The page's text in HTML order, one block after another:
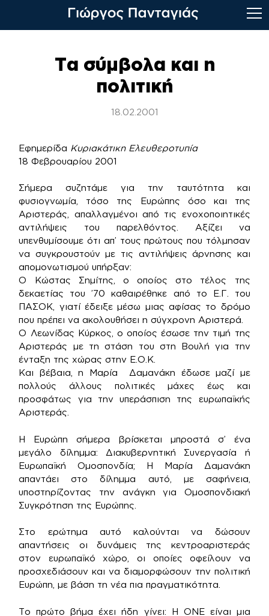
Τα σύμβολα και η
πολιτική
18.02.2001
Εφημερίδα Κυριακάτικη Ελευθεροτυπία
18 Φεβρουαρίου 2001
Σήμερα συζητάμε για την ταυτότητα και
φυσιογνωμία, τόσο της Ευρώπης όσο και της
Αριστεράς, απαλλαγμένοι από τις ενοχοποιητικές
αντιλήψεις του παρελθόντος. Αξίζει να
υπενθυμίσουμε ότι απ’ τους πρώτους που τόλμησαν
να συγκρουστούν με τις αντιλήψεις άρνησης και
απομονωτισμού υπήρξαν:
Ο Κώστας Σημίτης, ο οποίος στο τέλος της
δεκαετίας του ’70 καθαιρέθηκε από το Ε.Γ. του
ΠΑΣΟΚ, γιατί έδειξε μέσω μιας αφίσας το δρόμο
που πρέπει να ακολουθήσει η σύγχρονη Αριστερά.
Ο Λεωνίδας Κύρκος, ο οποίος έσωσε την τιμή της
Αριστεράς με τη στάση του στη Βουλή για την
ένταξη της χώρας στην Ε.Ο.Κ.
Και βέβαια, η Μαρία Δαμανάκη έδωσε μαζί με
πολλούς άλλους πολιτικές μάχες έως και
προσφάτως για την υπεράσπιση της ευρωπαϊκής
Αριστεράς.
Η Ευρώπη σήμερα βρίσκεται μπροστά σ’ ένα
μεγάλο δίλημμα: Διακυβερνητική Συνεργασία ή
Ευρωπαϊκή Ομοσπονδία; Η Μαρία Δαμανάκη
απαντάει στο δίλημμα αυτό, με σαφήνεια,
υποστηρίζοντας την ανάγκη για Ομοσπονδιακή
Συγκρότηση της Ευρώπης.
Στο ερώτημα αυτό καλούνται να δώσουν
απαντήσεις οι δυνάμεις της κεντροαριστεράς
στον ευρωπαϊκό χώρο, οι οποίες οφείλουν να
προσχεδιάσουν και να διαμορφώσουν την πολιτική
Ευρώπη, με βάση τη νέα πια πραγματικότητα.
Το πρώτο βήμα έχει ήδη γίνει: Η ΟΝΕ είναι μια